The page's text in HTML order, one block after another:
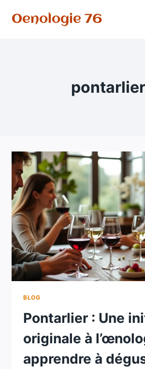
Oenologie 76
pontarlier
BLOG
Pontarlier : Une
originale à
apprendre à